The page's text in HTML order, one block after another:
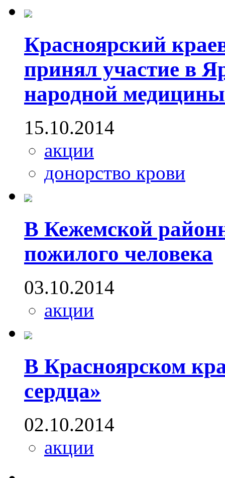
Красноярский
принял участие в
народной медицины
15.10.2014
акции
донорство крови
В Кежемской
пожилого человека
03.10.2014
акции
В Красноярском
сердца»
02.10.2014
акции